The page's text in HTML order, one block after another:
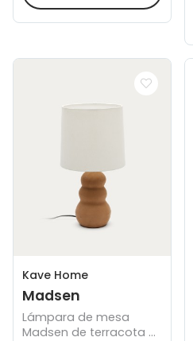
Kave Home
Madsen
Lámpara de mesa
Madsen de terracota y